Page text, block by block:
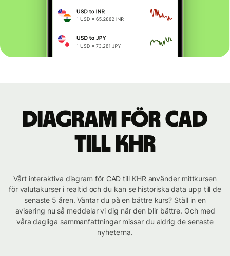
Diagram för CAD
till KHR
Vårt interaktiva diagram för CAD till KHR använder mittkursen
för valutakurser i realtid och du kan se historiska data upp till de
senaste 5 åren. Väntar du på en bättre kurs? Ställ in en
avisering nu så meddelar vi dig när den blir bättre. Och med
våra dagliga sammanfattningar missar du aldrig de senaste
nyheterna.